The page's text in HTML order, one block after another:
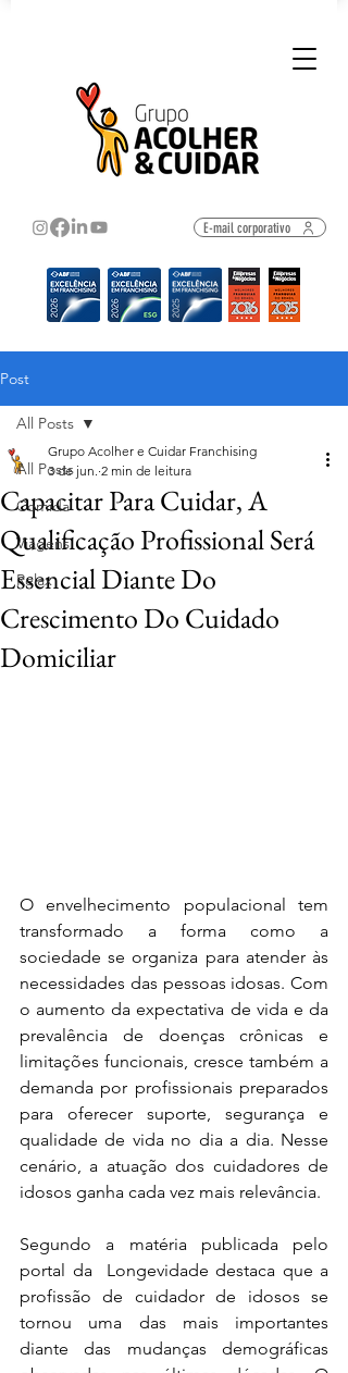
E-mail corporativo
Post
All Posts
Comida
Viagens
Relax
All Posts
Capacitar Para Cuidar, A
Qualificação Profissional Será
Essencial Diante Do
Crescimento Do Cuidado
Domiciliar
Grupo Acolher e Cuidar Franchising
3 de jun. 2 min de leitura
O envelhecimento populacional tem
transformado a forma como a
sociedade se organiza para atender às
necessidades das pessoas idosas. Com
o aumento da expectativa de vida e da
prevalência de doenças crônicas e
limitações funcionais, cresce também a
demanda por profissionais preparados
para oferecer suporte, segurança e
qualidade de vida no dia a dia. Nesse
cenário, a atuação dos cuidadores de
idosos ganha cada vez mais relevância.
Segundo a matéria publicada pelo
portal da  Longevidade destaca que a
profissão de cuidador de idosos se
tornou uma das mais importantes
diante das mudanças demográficas